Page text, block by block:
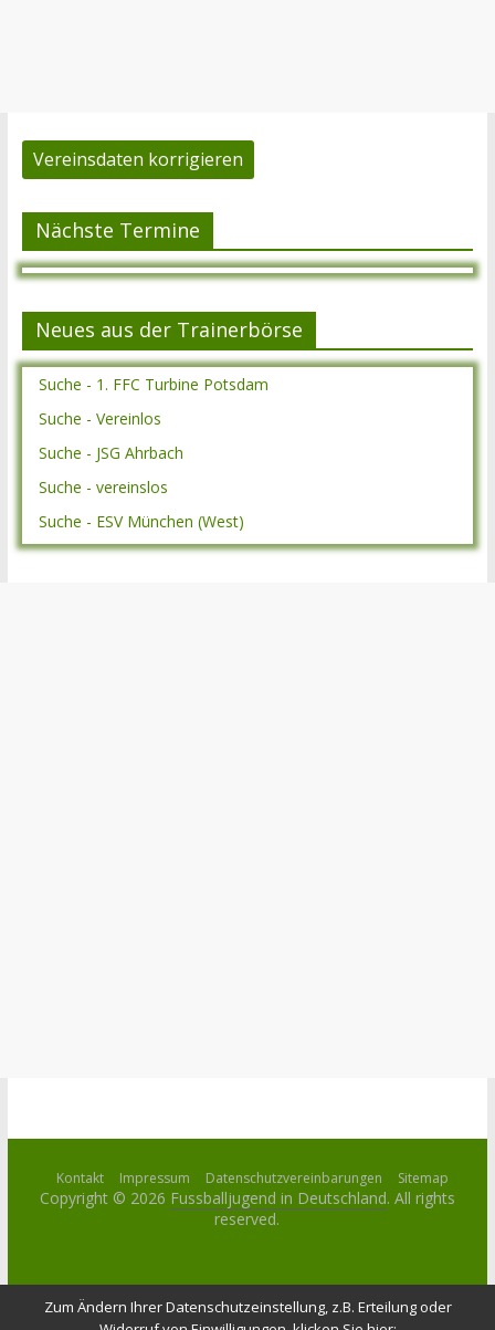
Vereinsdaten korrigieren
Nächste Termine
Neues aus der Trainerbörse
Suche - 1. FFC Turbine Potsdam
Suche - Vereinlos
Suche - JSG Ahrbach
Suche - vereinslos
Suche - ESV München (West)
Kontakt Impressum Datenschutzvereinbarungen Sitemap
Copyright © 2026 Fussballjugend in Deutschland. All rights
reserved.
Zum Ändern Ihrer Datenschutzeinstellung, z.B. Erteilung oder